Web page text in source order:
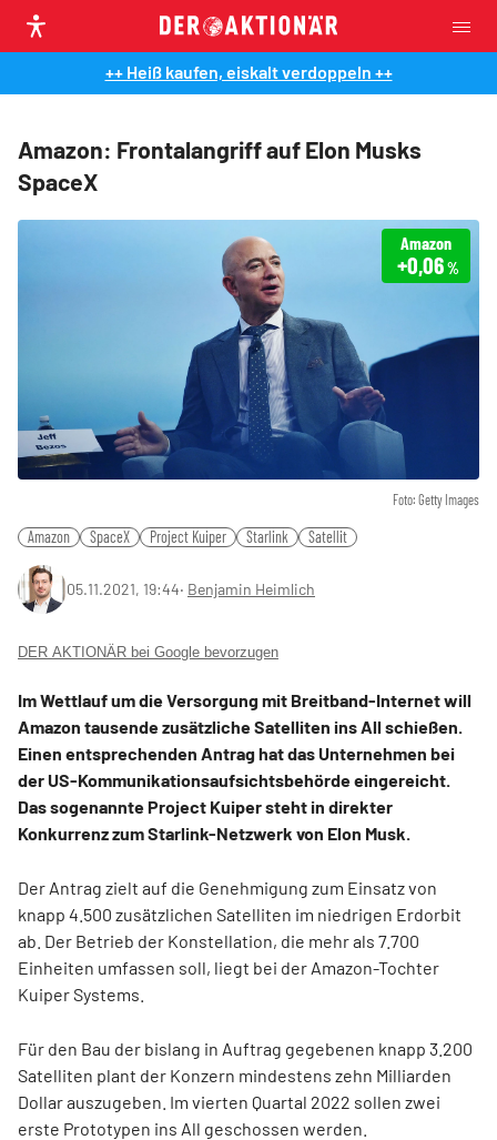
++ Heiß kaufen, eiskalt verdoppeln ++
Amazon: Frontalangriff auf Elon Musks
SpaceX
Foto: Getty Images
Amazon
+0,06%
Amazon SpaceX Project Kuiper Starlink Satellit
05.11.2021, 19:44‧ Benjamin Heimlich
DER AKTIONÄR bei Google bevorzugen
Im Wettlauf um die Versorgung mit Breitband-Internet will
Amazon tausende zusätzliche Satelliten ins All schießen.
Einen entsprechenden Antrag hat das Unternehmen bei
der US-Kommunikationsaufsichtsbehörde eingereicht.
Das sogenannte Project Kuiper steht in direkter
Konkurrenz zum Starlink-Netzwerk von Elon Musk.
Der Antrag zielt auf die Genehmigung zum Einsatz von
knapp 4.500 zusätzlichen Satelliten im niedrigen Erdorbit
ab. Der Betrieb der Konstellation, die mehr als 7.700
Einheiten umfassen soll, liegt bei der Amazon-Tochter
Kuiper Systems.
Für den Bau der bislang in Auftrag gegebenen knapp 3.200
Satelliten plant der Konzern mindestens zehn Milliarden
Dollar auszugeben. Im vierten Quartal 2022 sollen zwei
erste Prototypen ins All geschossen werden.